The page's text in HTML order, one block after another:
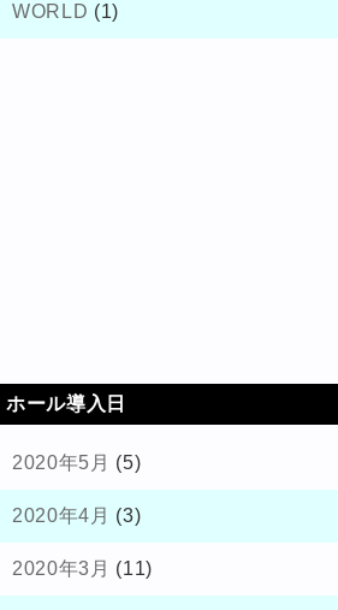
WORLD (1)
ホール導入日
2020年5月 (5)
2020年4月 (3)
2020年3月 (11)